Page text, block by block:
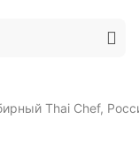
Thai Chef,